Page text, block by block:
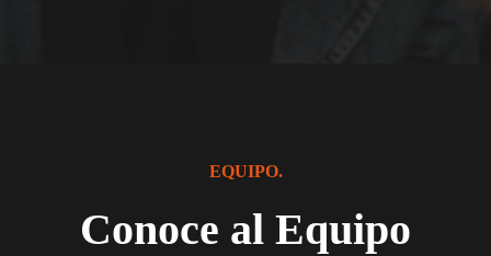
EQUIPO.
Conoce al Equipo